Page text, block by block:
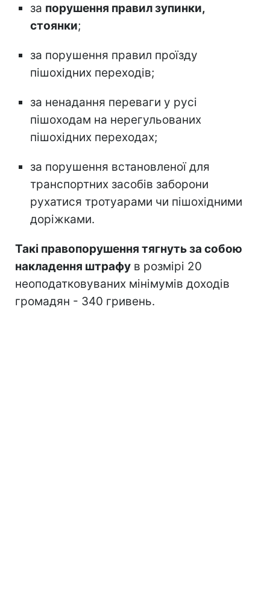
за порушення правил зупинки,
стоянки;
за порушення правил проїзду
пішохідних переходів;
за ненадання переваги у русі
пішоходам на нерегульованих
пішохідних переходах;
за порушення встановленої для
транспортних засобів заборони
рухатися тротуарами чи пішохідними
доріжками.
Такі правопорушення тягнуть за собою
накладення штрафу в розмірі 20
неоподатковуваних мінімумів доходів
громадян - 340 гривень.